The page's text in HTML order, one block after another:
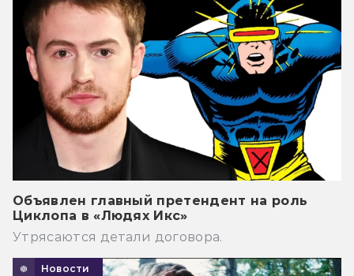
Объявлен главный претендент на роль
Циклопа в «Людях Икс»
Утрясаются детали договора.
Новости